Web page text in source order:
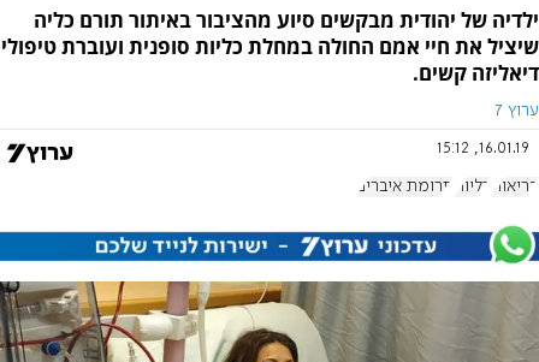
ילדיה של יהודית מבקשים סיוע מהציבור באיתור תורם כליה
שיציל את חיי אמם החולה במחלת כליות סופנית ועוברת טיפולי
דיאליזה קשים.
ערוץ 7
16.01.19, 15:12
בריאות כליות תרומת איברים